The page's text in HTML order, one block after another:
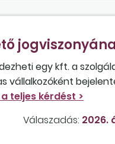
egy kft. a
vállalkozóként
azügyvezető
hogy az érintett
nek
Válaszadás: 2026.